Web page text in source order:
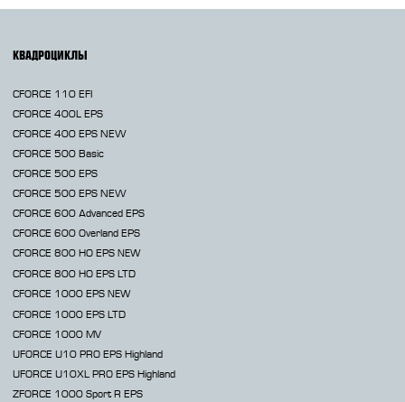
КВАДРОЦИКЛЫ
CFORCE 110 EFI
CFORCE 400L EPS
CFORCE 400 EPS NEW
CFORCE 500 Basic
CFORCE 500 EPS
CFORCE 500 EPS NEW
CFORCE 600 Advanced EPS
CFORCE 600 Overland EPS
CFORCE 800 HO EPS NEW
CFORCE 800 HO EPS LTD
CFORCE 1000 EPS NEW
CFORCE 1000 EPS LTD
CFORCE 1000 MV
UFORCE U10 PRO EPS Highland
UFORCE U10XL PRO EPS Highland
ZFORCE 1000 Sport R EPS